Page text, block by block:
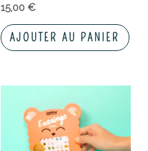
15,00 €
AJOUTER AU PANIER